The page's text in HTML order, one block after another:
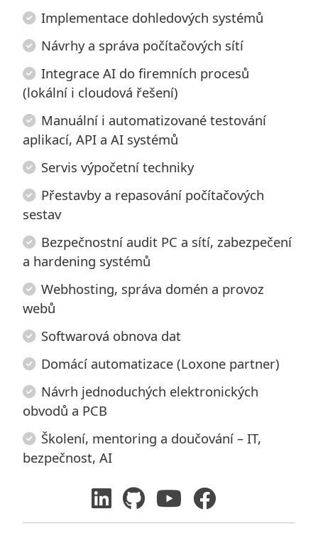
Implementace dohledových systémů
Návrhy a správa počítačových sítí
Integrace AI do firemních procesů
(lokální i cloudová řešení)
Manuální i automatizované testování
aplikací, API a AI systémů
Servis výpočetní techniky
Přestavby a repasování počítačových
sestav
Bezpečnostní audit PC a sítí, zabezpečení
a hardening systémů
Webhosting, správa domén a provoz
webů
Softwarová obnova dat
Domácí automatizace (Loxone partner)
Návrh jednoduchých elektronických
obvodů a PCB
Školení, mentoring a doučování – IT,
bezpečnost, AI